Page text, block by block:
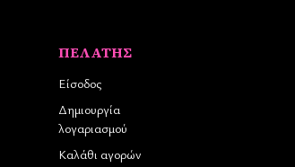
ΠΕΛΆΤΗΣ
Είσοδος
Δημιουργία
λογαριασμού
Καλάθι αγορών